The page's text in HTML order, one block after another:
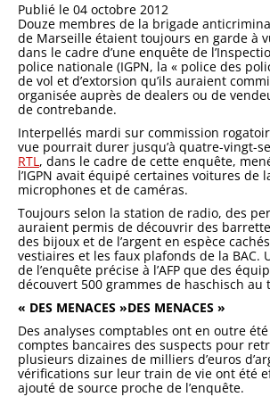
Publié le 04 octobre 2012
Douze membres de la brigade
de Marseille étaient toujours en garde à
dans le cadre d’une enquête de
police nationale (IGPN, la « police des
de vol et d’extorsion qu’ils auraient
organisée auprès de dealers ou de
de contrebande.
Interpellés mardi sur commission
vue pourrait durer jusqu’à quatre-vingt-
RTL, dans le cadre de cette enquête,
l’IGPN avait équipé certaines voitures de
microphones et de caméras.
Toujours selon la station de radio, des
auraient permis de découvrir des
des bijoux et de l’argent en espèce
vestiaires et les faux plafonds de la BAC.
de l’enquête précise à l’AFP que des
découvert 500 grammes de haschisch au
« DES MENACES »DES MENACES »
Des analyses comptables ont en outre
comptes bancaires des suspects pour
plusieurs dizaines de milliers d’euros
vérifications sur leur train de vie ont été
ajouté de source proche de l’enquête.